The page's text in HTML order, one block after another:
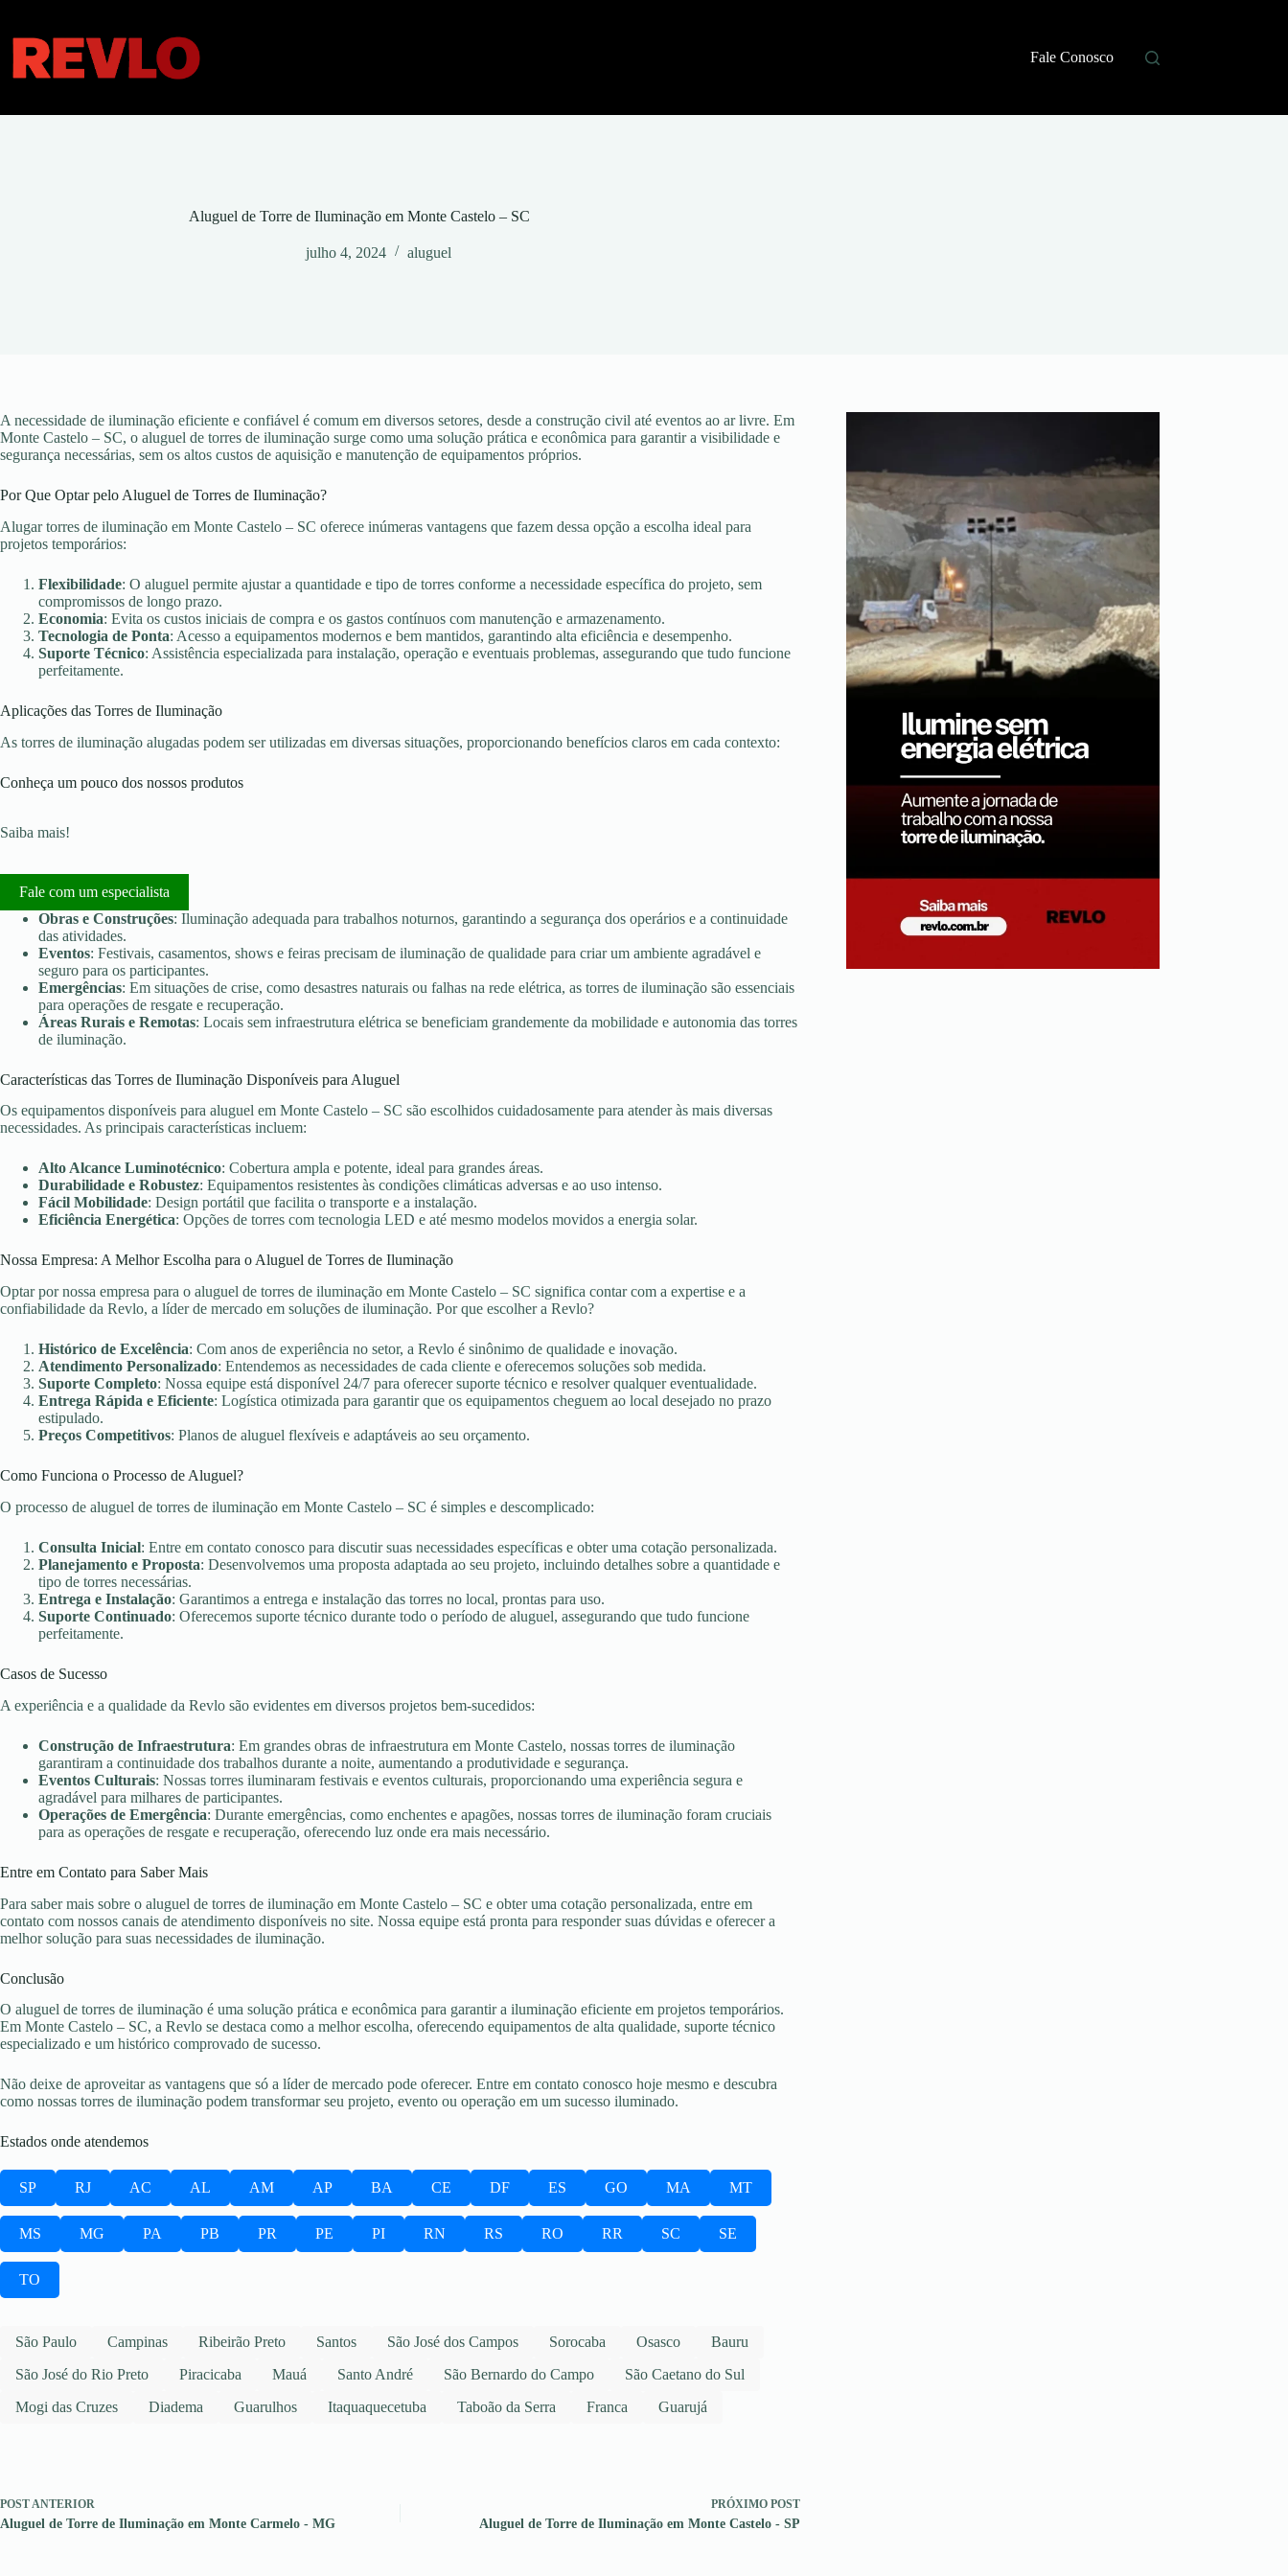
conteúdo
Fale Conosco
Aluguel de Torre de Iluminação em Monte Castelo – SC
julho 4, 2024 aluguel
A necessidade de iluminação eficiente e confiável é comum em diversos setores, desde a construção civil até eventos ao ar livre. Em
Monte Castelo – SC, o aluguel de torres de iluminação surge como uma solução prática e econômica para garantir a visibilidade e
segurança necessárias, sem os altos custos de aquisição e manutenção de equipamentos próprios.
Por Que Optar pelo Aluguel de Torres de Iluminação?
Alugar torres de iluminação em Monte Castelo – SC oferece inúmeras vantagens que fazem dessa opção a escolha ideal para
projetos temporários:
Flexibilidade: O aluguel permite ajustar a quantidade e tipo de torres conforme a necessidade específica do projeto, sem
compromissos de longo prazo.
Economia: Evita os custos iniciais de compra e os gastos contínuos com manutenção e armazenamento.
Tecnologia de Ponta: Acesso a equipamentos modernos e bem mantidos, garantindo alta eficiência e desempenho.
Suporte Técnico: Assistência especializada para instalação, operação e eventuais problemas, assegurando que tudo funcione
perfeitamente.
Aplicações das Torres de Iluminação
As torres de iluminação alugadas podem ser utilizadas em diversas situações, proporcionando benefícios claros em cada contexto:
Conheça um pouco dos nossos produtos
Saiba mais!
Fale com um especialista
Obras e Construções: Iluminação adequada para trabalhos noturnos, garantindo a segurança dos operários e a continuidade
das atividades.
Eventos: Festivais, casamentos, shows e feiras precisam de iluminação de qualidade para criar um ambiente agradável e
seguro para os participantes.
Emergências: Em situações de crise, como desastres naturais ou falhas na rede elétrica, as torres de iluminação são essenciais
para operações de resgate e recuperação.
Áreas Rurais e Remotas: Locais sem infraestrutura elétrica se beneficiam grandemente da mobilidade e autonomia das torres
de iluminação.
Características das Torres de Iluminação Disponíveis para Aluguel
Os equipamentos disponíveis para aluguel em Monte Castelo – SC são escolhidos cuidadosamente para atender às mais diversas
necessidades. As principais características incluem:
Alto Alcance Luminotécnico: Cobertura ampla e potente, ideal para grandes áreas.
Durabilidade e Robustez: Equipamentos resistentes às condições climáticas adversas e ao uso intenso.
Fácil Mobilidade: Design portátil que facilita o transporte e a instalação.
Eficiência Energética: Opções de torres com tecnologia LED e até mesmo modelos movidos a energia solar.
Nossa Empresa: A Melhor Escolha para o Aluguel de Torres de Iluminação
Optar por nossa empresa para o aluguel de torres de iluminação em Monte Castelo – SC significa contar com a expertise e a
confiabilidade da Revlo, a líder de mercado em soluções de iluminação. Por que escolher a Revlo?
Histórico de Excelência: Com anos de experiência no setor, a Revlo é sinônimo de qualidade e inovação.
Atendimento Personalizado: Entendemos as necessidades de cada cliente e oferecemos soluções sob medida.
Suporte Completo: Nossa equipe está disponível 24/7 para oferecer suporte técnico e resolver qualquer eventualidade.
Entrega Rápida e Eficiente: Logística otimizada para garantir que os equipamentos cheguem ao local desejado no prazo
estipulado.
Preços Competitivos: Planos de aluguel flexíveis e adaptáveis ao seu orçamento.
Como Funciona o Processo de Aluguel?
O processo de aluguel de torres de iluminação em Monte Castelo – SC é simples e descomplicado:
Consulta Inicial: Entre em contato conosco para discutir suas necessidades específicas e obter uma cotação personalizada.
Planejamento e Proposta: Desenvolvemos uma proposta adaptada ao seu projeto, incluindo detalhes sobre a quantidade e
tipo de torres necessárias.
Entrega e Instalação: Garantimos a entrega e instalação das torres no local, prontas para uso.
Suporte Continuado: Oferecemos suporte técnico durante todo o período de aluguel, assegurando que tudo funcione
perfeitamente.
Casos de Sucesso
A experiência e a qualidade da Revlo são evidentes em diversos projetos bem-sucedidos:
Construção de Infraestrutura: Em grandes obras de infraestrutura em Monte Castelo, nossas torres de iluminação
garantiram a continuidade dos trabalhos durante a noite, aumentando a produtividade e segurança.
Eventos Culturais: Nossas torres iluminaram festivais e eventos culturais, proporcionando uma experiência segura e
agradável para milhares de participantes.
Operações de Emergência: Durante emergências, como enchentes e apagões, nossas torres de iluminação foram cruciais
para as operações de resgate e recuperação, oferecendo luz onde era mais necessário.
Entre em Contato para Saber Mais
Para saber mais sobre o aluguel de torres de iluminação em Monte Castelo – SC e obter uma cotação personalizada, entre em
contato com nossos canais de atendimento disponíveis no site. Nossa equipe está pronta para responder suas dúvidas e oferecer a
melhor solução para suas necessidades de iluminação.
Conclusão
O aluguel de torres de iluminação é uma solução prática e econômica para garantir a iluminação eficiente em projetos temporários.
Em Monte Castelo – SC, a Revlo se destaca como a melhor escolha, oferecendo equipamentos de alta qualidade, suporte técnico
especializado e um histórico comprovado de sucesso.
Não deixe de aproveitar as vantagens que só a líder de mercado pode oferecer. Entre em contato conosco hoje mesmo e descubra
como nossas torres de iluminação podem transformar seu projeto, evento ou operação em um sucesso iluminado.
Estados onde atendemos
SP RJ AC AL AM AP BA CE DF ES GO MA MT
MS MG PA PB PR PE PI RN RS RO RR SC SE
TO
São Paulo Campinas Ribeirão Preto Santos São José dos Campos Sorocaba Osasco
Bauru
São José do Rio Preto
Piracicaba Mauá Santo André São Bernardo do Campo
São Caetano do Sul
Mogi das Cruzes
Diadema Guarulhos Itaquaquecetuba Taboão da Serra Franca Guarujá
POSTANTERIOR
Aluguel de Torre de Iluminação em Monte Carmelo - MG
PRÓXIMO POST
Aluguel de Torre de Iluminação em Monte Castelo - SP